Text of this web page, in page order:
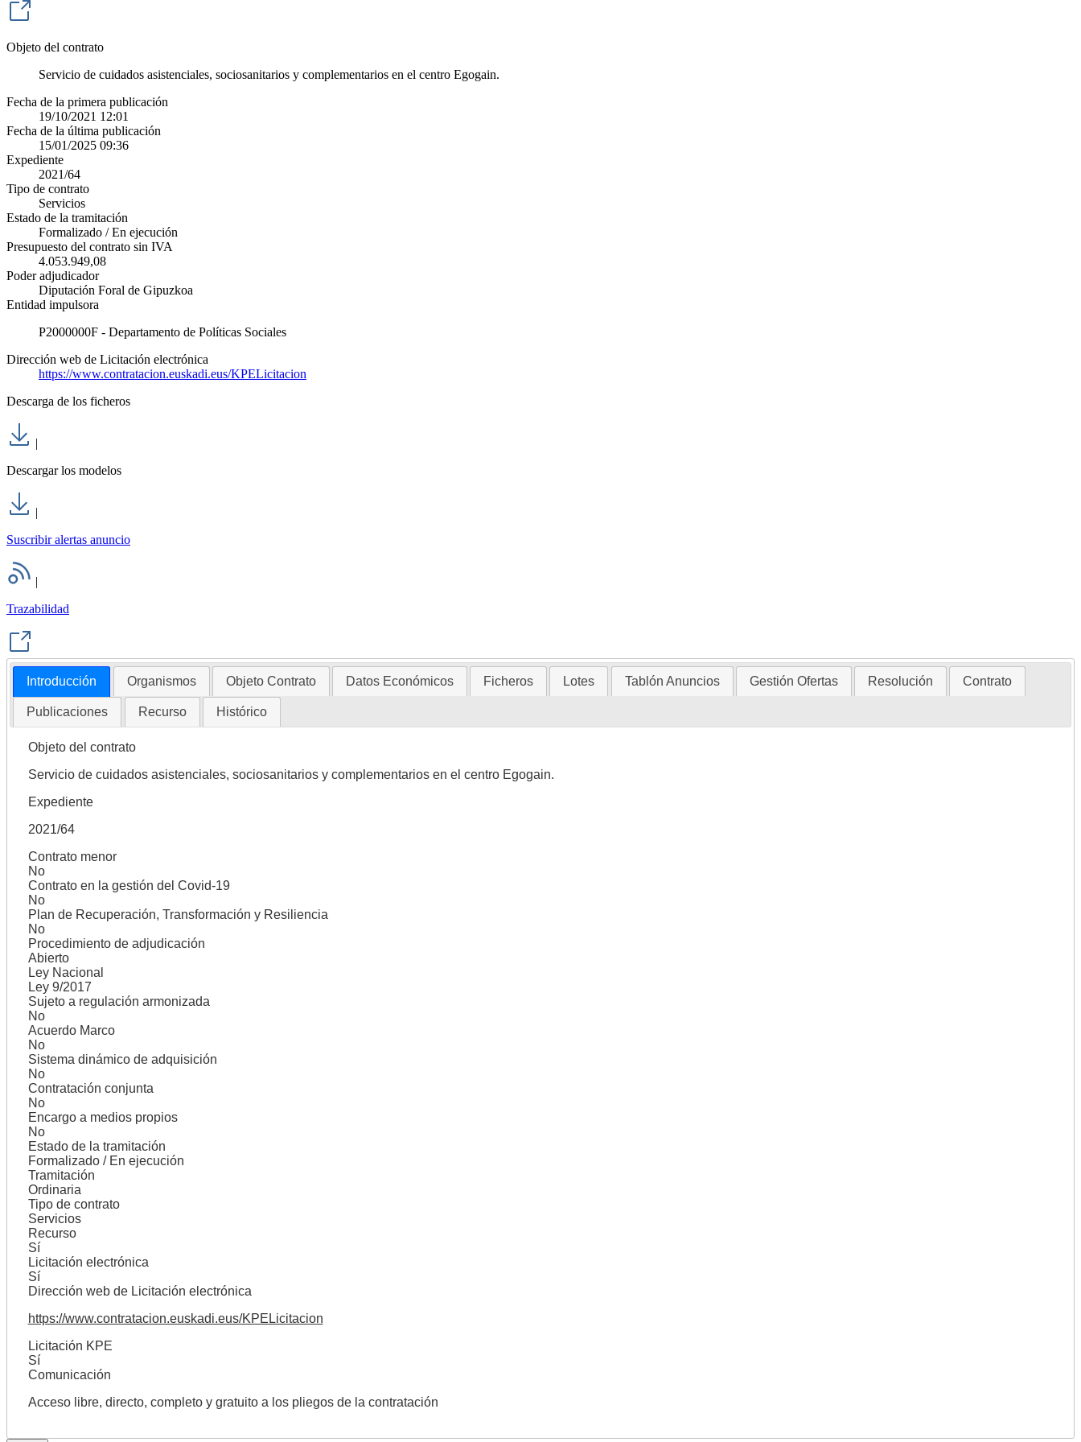
Objeto del contrato
Servicio de cuidados asistenciales, sociosanitarios y complementarios en el centro Egogain.
Fecha de la primera publicación
19/10/2021 12:01
Fecha de la última publicación
15/01/2025 09:36
Expediente
2021/64
Tipo de contrato
Servicios
Estado de la tramitación
Formalizado / En ejecución
Presupuesto del contrato sin IVA
4.053.949,08
Poder adjudicador
Diputación Foral de Gipuzkoa
Entidad impulsora
P2000000F - Departamento de Políticas Sociales
Dirección web de Licitación electrónica
https://www.contratacion.euskadi.eus/KPELicitacion
Descarga de los ficheros
|
Descargar los modelos
|
Suscribir alertas anuncio
|
Trazabilidad
Introducción Organismos Objeto Contrato Datos Económicos Ficheros Lotes Tablón Anuncios Gestión Ofertas Resolución Contrato
Publicaciones Recurso Histórico
Objeto del contrato
Servicio de cuidados asistenciales, sociosanitarios y complementarios en el centro Egogain.
Expediente
2021/64
Contrato menor
No
Contrato en la gestión del Covid-19
No
Plan de Recuperación, Transformación y Resiliencia
No
Procedimiento de adjudicación
Abierto
Ley Nacional
Ley 9/2017
Sujeto a regulación armonizada
No
Acuerdo Marco
No
Sistema dinámico de adquisición
No
Contratación conjunta
No
Encargo a medios propios
No
Estado de la tramitación
Formalizado / En ejecución
Tramitación
Ordinaria
Tipo de contrato
Servicios
Recurso
Sí
Licitación electrónica
Sí
Dirección web de Licitación electrónica
https://www.contratacion.euskadi.eus/KPELicitacion
Licitación KPE
Sí
Comunicación
Acceso libre, directo, completo y gratuito a los pliegos de la contratación